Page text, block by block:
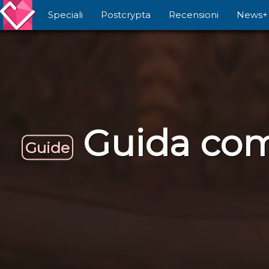
Speciali Postcrypta Recensioni News+
Guide Guida